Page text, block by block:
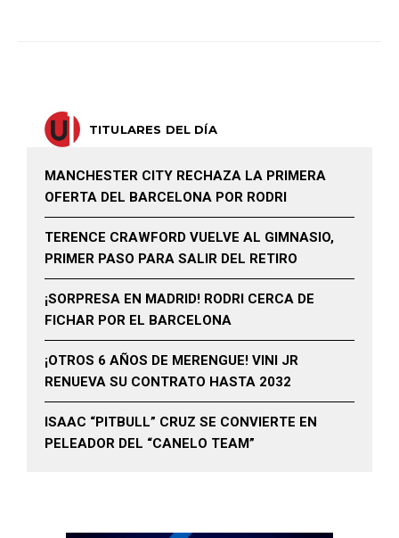
TITULARES DEL DÍA
MANCHESTER CITY RECHAZA LA PRIMERA
OFERTA DEL BARCELONA POR RODRI
TERENCE CRAWFORD VUELVE AL GIMNASIO,
PRIMER PASO PARA SALIR DEL RETIRO
¡SORPRESA EN MADRID! RODRI CERCA DE
FICHAR POR EL BARCELONA
¡OTROS 6 AÑOS DE MERENGUE! VINI JR
RENUEVA SU CONTRATO HASTA 2032
ISAAC “PITBULL” CRUZ SE CONVIERTE EN
PELEADOR DEL “CANELO TEAM”